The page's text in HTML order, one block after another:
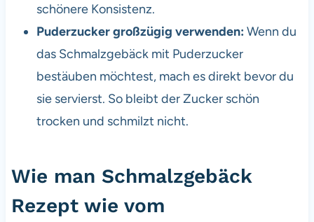
schönere Konsistenz.
Puderzucker großzügig verwenden: Wenn du
das Schmalzgebäck mit Puderzucker
bestäuben möchtest, mach es direkt bevor du
sie servierst. So bleibt der Zucker schön
trocken und schmilzt nicht.
Wie man Schmalzgebäck
Rezept wie vom